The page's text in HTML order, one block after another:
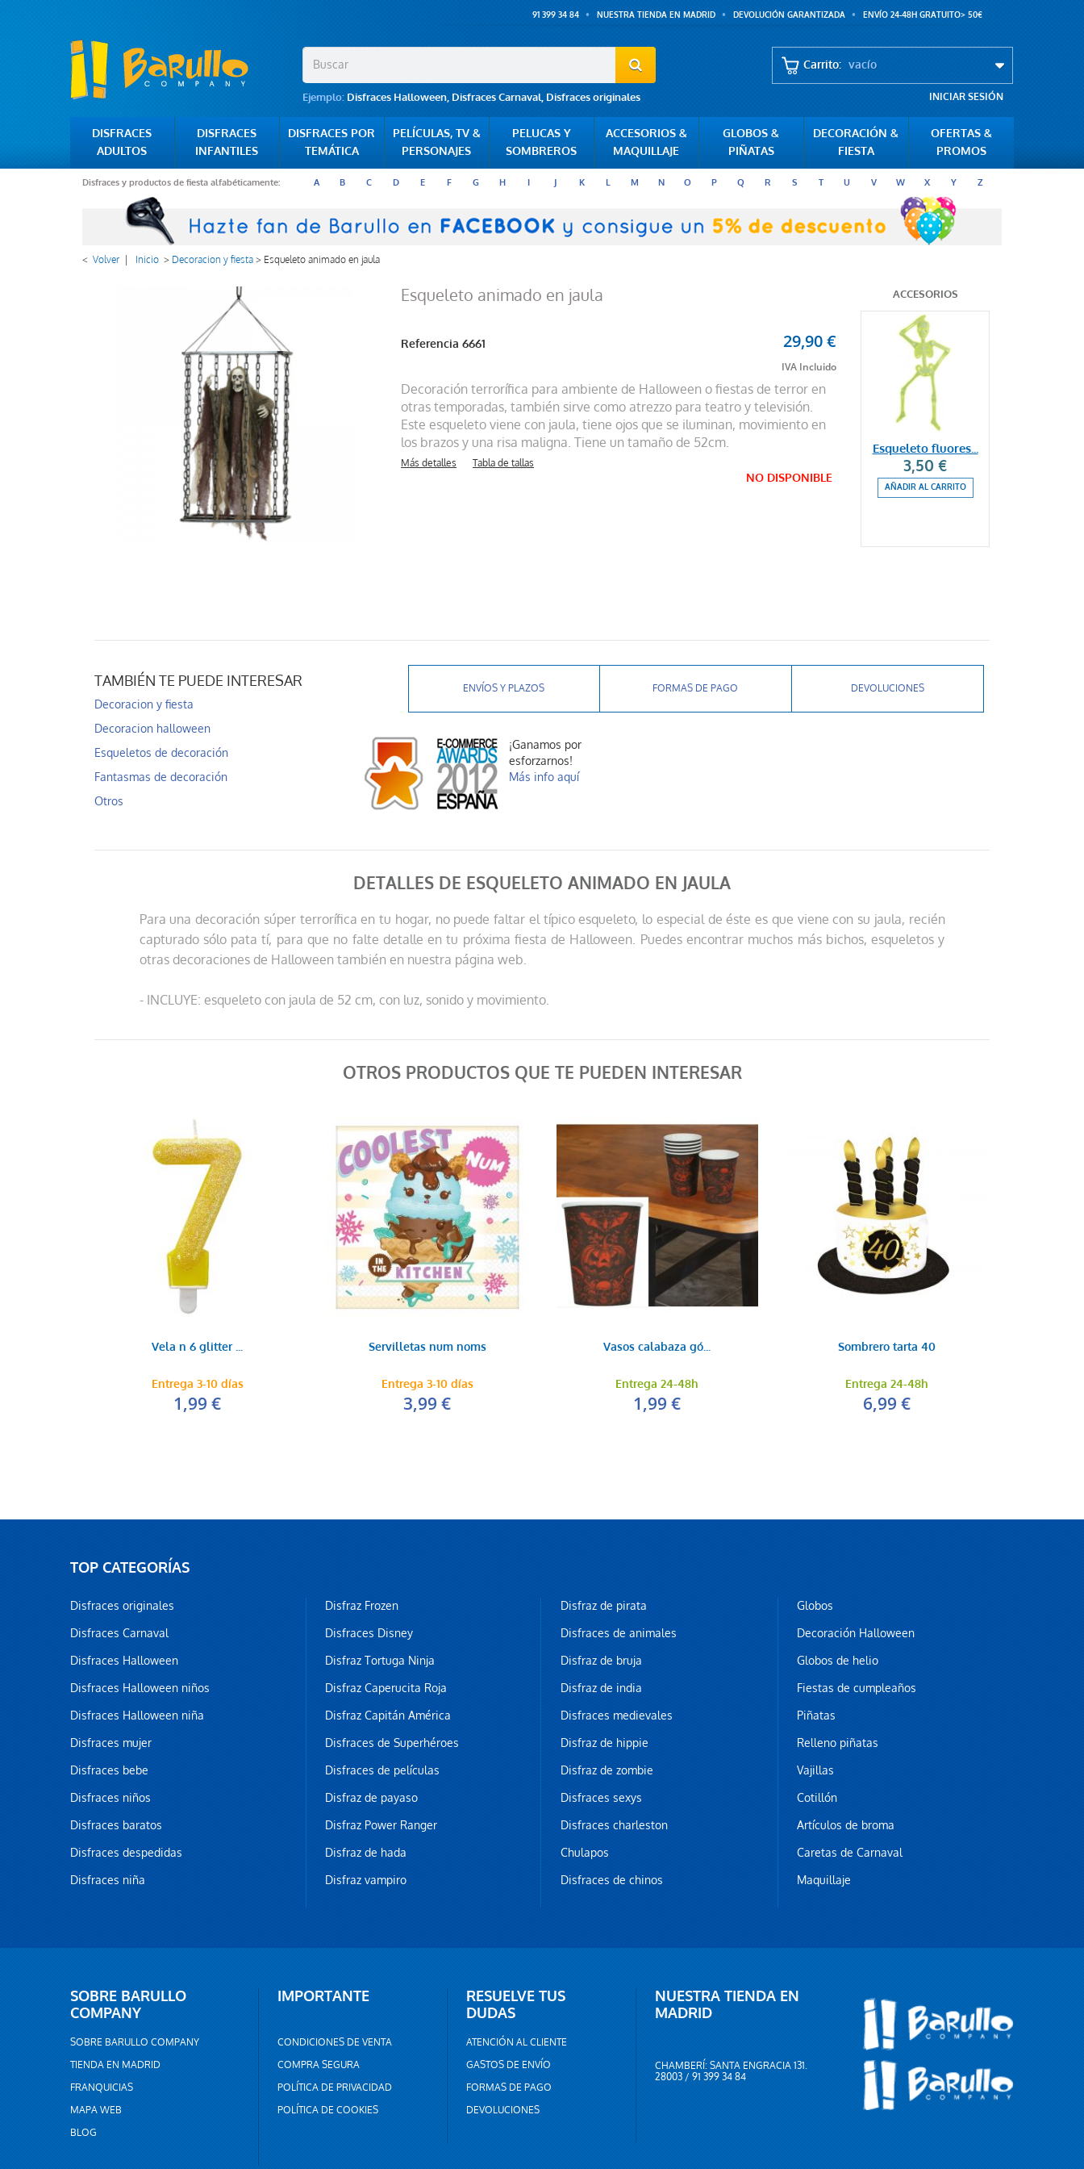
91 399 34 84 NUESTRA TIENDA EN MADRID DEVOLUCIÓN GARANTIZADA ENVÍO 24-48H GRATUITO> 50€
Ejemplo: Disfraces Halloween, Disfraces Carnaval, Disfraces originales
Carrito: vacío
INICIAR SESIÓN
DISFRACES
ADULTOS
DISFRACES
INFANTILES
DISFRACES POR
TEMÁTICA
PELÍCULAS, TV &
PERSONAJES
PELUCAS Y
SOMBREROS
ACCESORIOS &
MAQUILLAJE
GLOBOS &
PIÑATAS
DECORACIÓN &
FIESTA
OFERTAS &
PROMOS
Disfraces y productos de fiesta alfabéticamente: A B C D E F G H I J K L M N O P Q R S T U V W X Y Z
< Volver Inicio > Decoracion y fiesta> Esqueleto animado en jaula
Esqueleto animado en jaula
Referencia 6661 29,90 €
Decoración terrorífica para ambiente de Halloween o fiestas de terror en
otras temporadas, también sirve como atrezzo para teatro y televisión.
Este esqueleto viene con jaula, tiene ojos que se iluminan, movimiento en
los brazos y una risa maligna. Tiene un tamaño de 52cm.
Más detalles Tabla de tallas
NO DISPONIBLE
ACCESORIOS
Esqueleto fluores...
3,50 €
AÑADIR AL CARRITO
TAMBIÉN TE PUEDE INTERESAR
Decoracion y fiesta
Decoracion halloween
Esqueletos de decoración
Fantasmas de decoración
Otros
ENVÍOS Y PLAZOS FORMAS DE PAGO DEVOLUCIONES
¡Ganamos por
esforzarnos!
Más info aquí
DETALLES DE ESQUELETO ANIMADO EN JAULA
Para una decoración súper terrorífica en tu hogar, no puede faltar el típico esqueleto, lo especial de éste es que viene con su jaula, recién
capturado sólo pata tí, para que no falte detalle en tu próxima fiesta de Halloween. Puedes encontrar muchos más bichos, esqueletos y
otras decoraciones de Halloween también en nuestra página web.
- INCLUYE: esqueleto con jaula de 52 cm, con luz, sonido y movimiento.
OTROS PRODUCTOS QUE TE PUEDEN INTERESAR
Vela n 6 glitter ...
Entrega 3-10 días
1,99 €
Servilletas num noms
Entrega 3-10 días
3,99 €
Vasos calabaza gó...
Entrega 24-48h
1,99 €
Sombrero tarta 40
Entrega 24-48h
6,99 €
TOP CATEGORÍAS
Disfraces originales
Disfraces Carnaval
Disfraces Halloween
Disfraces Halloween niños
Disfraces Halloween niña
Disfraces mujer
Disfraces bebe
Disfraces niños
Disfraces baratos
Disfraces despedidas
Disfraces niña
Disfraz Frozen
Disfraces Disney
Disfraz Tortuga Ninja
Disfraz Caperucita Roja
Disfraz Capitán América
Disfraces de Superhéroes
Disfraces de películas
Disfraz de payaso
Disfraz Power Ranger
Disfraz de hada
Disfraz vampiro
Disfraz de pirata
Disfraces de animales
Disfraz de bruja
Disfraz de india
Disfraces medievales
Disfraz de hippie
Disfraz de zombie
Disfraces sexys
Disfraces charleston
Chulapos
Disfraces de chinos
Globos
Decoración Halloween
Globos de helio
Fiestas de cumpleaños
Piñatas
Relleno piñatas
Vajillas
Cotillón
Artículos de broma
Caretas de Carnaval
Maquillaje
SOBRE BARULLO
COMPANY
SOBRE BARULLO COMPANY
TIENDA EN MADRID
FRANQUICIAS
MAPA WEB
BLOG
IMPORTANTE
CONDICIONES DE VENTA
COMPRA SEGURA
POLÍTICA DE PRIVACIDAD
POLÍTICA DE COOKIES
RESUELVE TUS
DUDAS
ATENCIÓN AL CLIENTE
GASTOS DE ENVÍO
FORMAS DE PAGO
DEVOLUCIONES
NUESTRA TIENDA EN
MADRID
CHAMBERÍ: SANTA ENGRACIA 131.
28003 / 91 399 34 84